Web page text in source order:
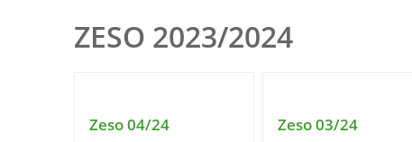
ZESO 2023/2024
Zeso 04/24 Zeso 03/24